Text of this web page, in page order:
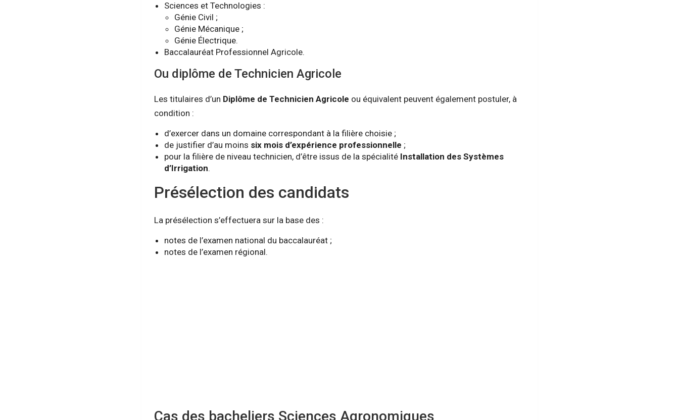
Sciences et Technologies :
Génie Civil ;
Génie Mécanique ;
Génie Électrique.
Baccalauréat Professionnel Agricole.
Ou diplôme de Technicien Agricole
Les titulaires d’un Diplôme de Technicien Agricole ou équivalent peuvent également postuler, à
condition :
d’exercer dans un domaine correspondant à la filière choisie ;
de justifier d’au moins six mois d’expérience professionnelle ;
pour la filière de niveau technicien, d’être issus de la spécialité Installation des Systèmes
d’Irrigation.
Présélection des candidats
La présélection s’effectuera sur la base des :
notes de l’examen national du baccalauréat ;
notes de l’examen régional.
Cas des bacheliers Sciences Agronomiques